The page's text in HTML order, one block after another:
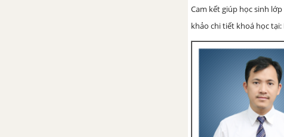
Cam kết giúp học sinh
khảo chi tiết khoá học tại: